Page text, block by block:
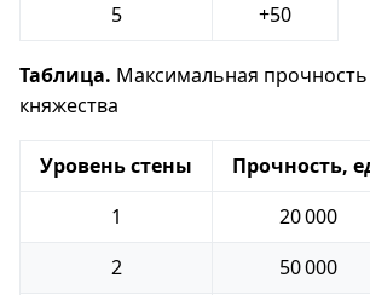
5
+50
Таблица. Максимальная
княжества
Уровень стены
Прочность,
1
20 000
2
50 000